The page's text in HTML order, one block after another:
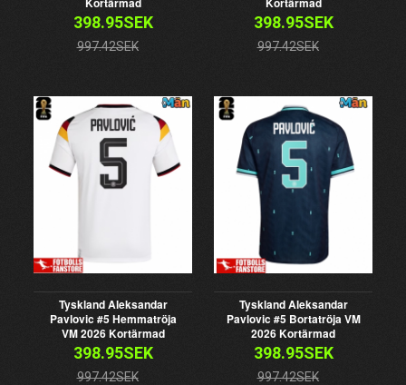
398.95SEK
997.42SEK
398.95SEK
997.42SEK
Tyskland Aleksandar
Pavlovic #5 Hemmatröja
VM 2026 Kortärmad
398.95SEK
997.42SEK
Tyskland Aleksandar
Pavlovic #5 Bortatröja VM
2026 Kortärmad
398.95SEK
997.42SEK